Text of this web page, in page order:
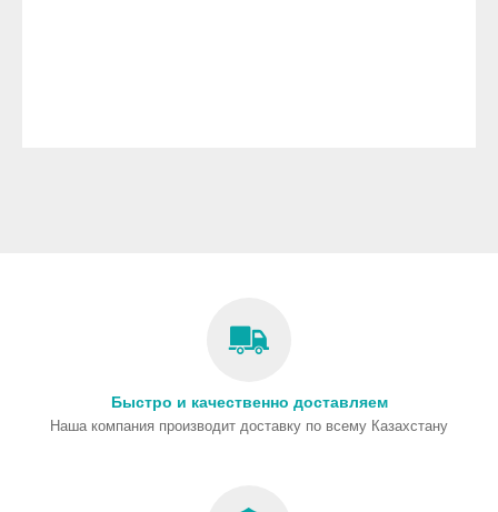
Быстро и качественно доставляем
Наша компания производит доставку по всему Казахстану